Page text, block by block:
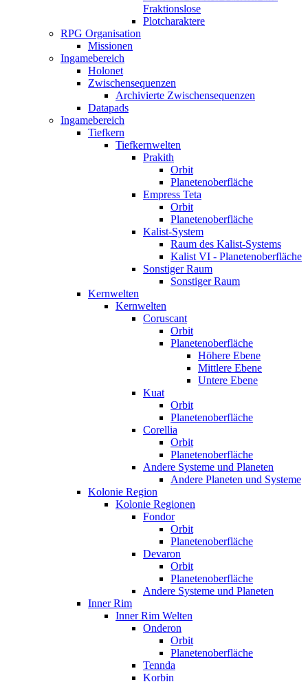
Fraktionslose
Plotcharaktere
RPG Organisation
Missionen
Ingamebereich
Holonet
Zwischensequenzen
Archivierte Zwischensequenzen
Datapads
Ingamebereich
Tiefkern
Tiefkernwelten
Prakith
Orbit
Planetenoberfläche
Empress Teta
Orbit
Planetenoberfläche
Kalist-System
Raum des Kalist-Systems
Kalist VI - Planetenoberfläche
Sonstiger Raum
Sonstiger Raum
Kernwelten
Kernwelten
Coruscant
Orbit
Planetenoberfläche
Höhere Ebene
Mittlere Ebene
Untere Ebene
Kuat
Orbit
Planetenoberfläche
Corellia
Orbit
Planetenoberfläche
Andere Systeme und Planeten
Andere Planeten und Systeme
Kolonie Region
Kolonie Regionen
Fondor
Orbit
Planetenoberfläche
Devaron
Orbit
Planetenoberfläche
Andere Systeme und Planeten
Inner Rim
Inner Rim Welten
Onderon
Orbit
Planetenoberfläche
Tennda
Korbin